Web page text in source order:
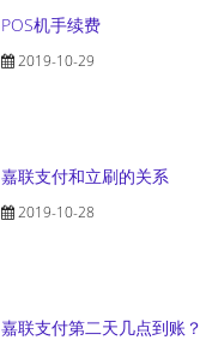
POS机手续费
2019-10-29
嘉联支付和立刷的关系
2019-10-28
嘉联支付第二天几点到账？